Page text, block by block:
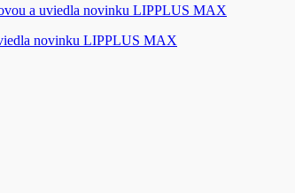
novinku LIPPLUS MAX